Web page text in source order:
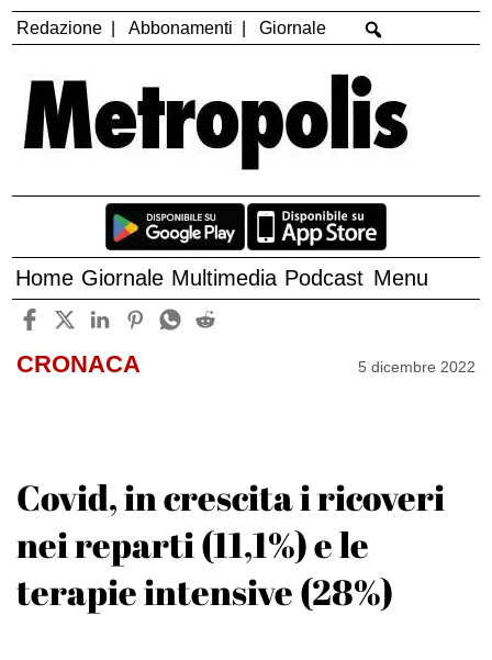
Redazione Abbonamenti Giornale
Home Giornale Multimedia Podcast Menu
CRONACA 5 dicembre 2022
Covid, in crescita i ricoveri
nei reparti (11,1%) e le
terapie intensive (28%)